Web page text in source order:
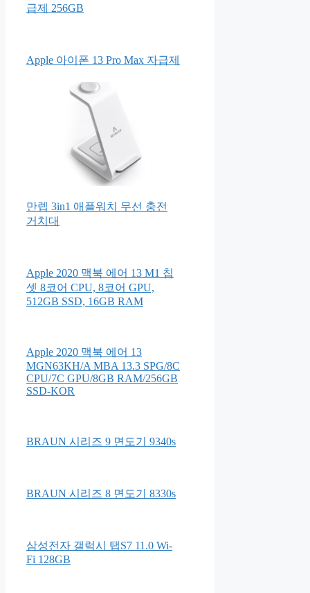
급제 256GB
Apple 아이폰 13 Pro Max 자급제
만렙 3in1 애플워치 무선 충전
거치대
Apple 2020 맥북 에어 13 M1 칩
셋 8코어 CPU, 8코어 GPU,
512GB SSD, 16GB RAM
Apple 2020 맥북 에어 13
MGN63KH/A MBA 13.3 SPG/8C
CPU/7C GPU/8GB RAM/256GB
SSD-KOR
BRAUN 시리즈 9 면도기 9340s
BRAUN 시리즈 8 면도기 8330s
삼성전자 갤럭시 탭S7 11.0 Wi-
Fi 128GB